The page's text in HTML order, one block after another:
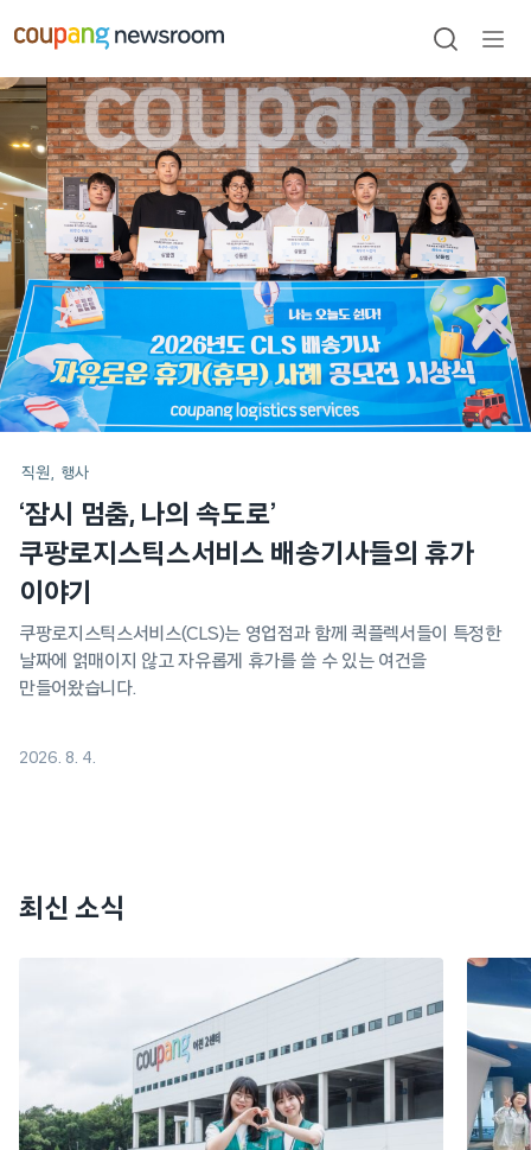
건너뛰기
검색
열기
메인
포스트
직원 행사
‘잠시 멈춤, 나의 속도로’
쿠팡로지스틱스서비스 배송기사들의 휴가
이야기
쿠팡로지스틱스서비스(CLS)는 영업점과 함께 퀵플렉서들이 특정한
날짜에 얽매이지 않고 자유롭게 휴가를 쓸 수 있는 여건을
만들어왔습니다.
2026. 8. 4.
최신 소식